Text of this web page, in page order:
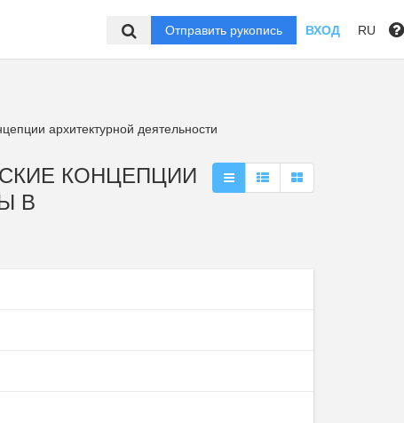
Отправить рукопись ВХОД RU
архитектурной деятельности
КОНЦЕПЦИИ
В